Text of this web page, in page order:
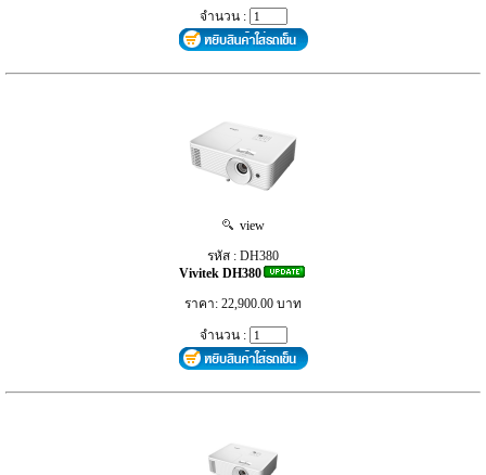
จำนวน :
view
รหัส : DH380
Vivitek DH380
ราคา: 22,900.00 บาท
จำนวน :